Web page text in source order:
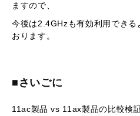
ますので、
今後は2.4GHzも有効利用でき
おります。
■さいごに
11ac製品 vs 11ax製品の比較検